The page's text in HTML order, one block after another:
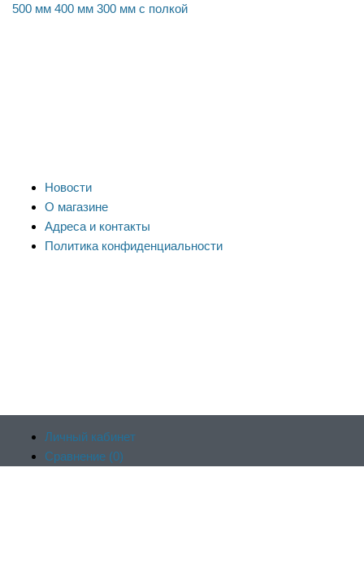
500 мм 400 мм 300 мм с полкой
Новости
О магазине
Адреса и контакты
Политика конфиденциальности
Личный кабинет
Сравнение (0)